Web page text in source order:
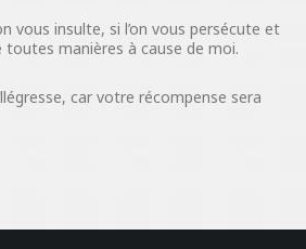
vous insulte, si l’on vous persécute et
toutes manières à cause de moi.
car votre récompense sera